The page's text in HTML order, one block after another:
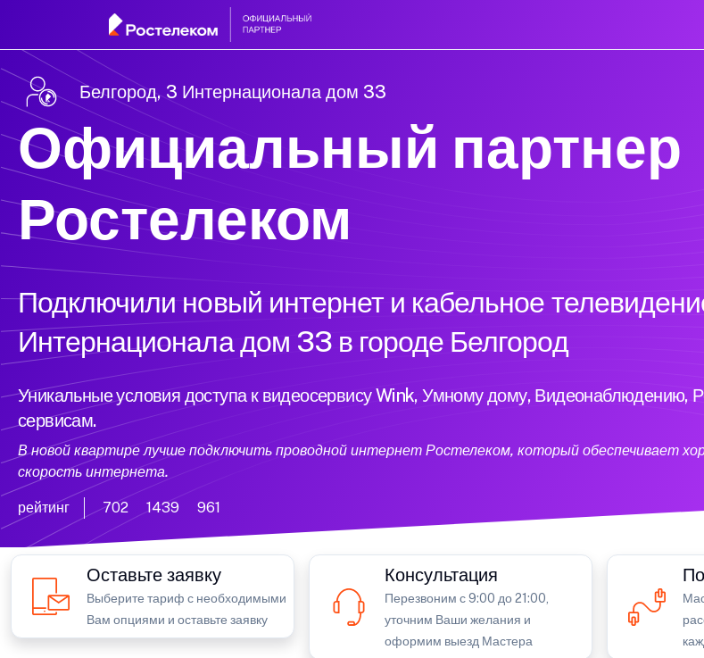
Белгород, 3 Интернационала дом 33
Официальный партнер
Ростелеком
Подключили новый интернет и кабельное
Интернационала дом 33 в городе Белгород
Уникальные условия доступа к видеосервису Wink, Умному дому, Видеонаблюдению,
сервисам.
В новой квартире лучше подключить проводной интернет Ростелеком, который обеспечивает
скорость интернета.
рейтинг 702 1439 961
Оставьте заявку
Выберите тариф с необходимыми
Вам опциями и оставьте заявку
Консультация
Перезвоним с 9:00 до 21:00,
уточним Ваши желания и
оформим выезд Мастера